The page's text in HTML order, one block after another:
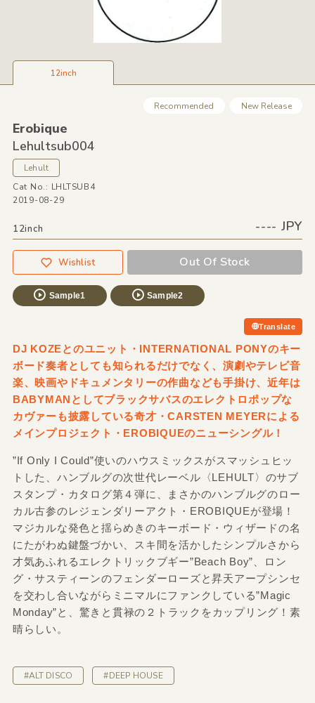
12inch
Recommended New Release
Erobique
Lehultsub004
Lehult
Cat No.: LHLTSUB4
2019-08-29
12inch ---- JPY
Wishlist Out Of Stock
Sample1 Sample2
Translate
DJ KOZEとのユニット・INTERNATIONAL PONYのキー
ボード奏者としても知られるだけでなく、演劇やテレビ音
楽、映画やドキュメンタリーの作曲なども手掛け、近年は
BABYMANとしてブラックサバスのエレクトロポップな
カヴァーも披露している奇才・CARSTEN MEYERによる
メインプロジェクト・EROBIQUEのニューシングル！
”If Only I Could”使いのハウスミックスがスマッシュヒッ
トした、ハンブルグの次世代レーベル〈LEHULT〉のサブ
スタンプ・カタログ第４弾に、まさかのハンブルグのロー
カル古参のレジェンダリーアクト・EROBIQUEが登場！
マジカルな発色と揺らめきのキーボード・ウィザードの名
にたがわぬ鍵盤づかい、スキ間を活かしたシンプルさから
才気あふれるエレクトリックブギー”Beach Boy”、ロン
グ・サスティーンのフェンダーローズと昇天アープシンセ
を交わし合いながらミニマルにファンクしている”Magic
Monday”と、驚きと貫禄の２トラックをカップリング！素
晴らしい。
#ALT DISCO #DEEP HOUSE